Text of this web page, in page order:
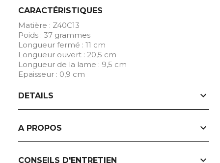
CARACTÉRISTIQUES
Matière : Z40C13
Poids : 37 grammes
Longueur fermé : 11 cm
Longueur ouvert : 20,5 cm
Longueur de la lame : 9,5 cm
Epaisseur : 0,9 cm
DETAILS expand_more
A PROPOS expand_more
CONSEILS D'ENTRETIEN expand_more